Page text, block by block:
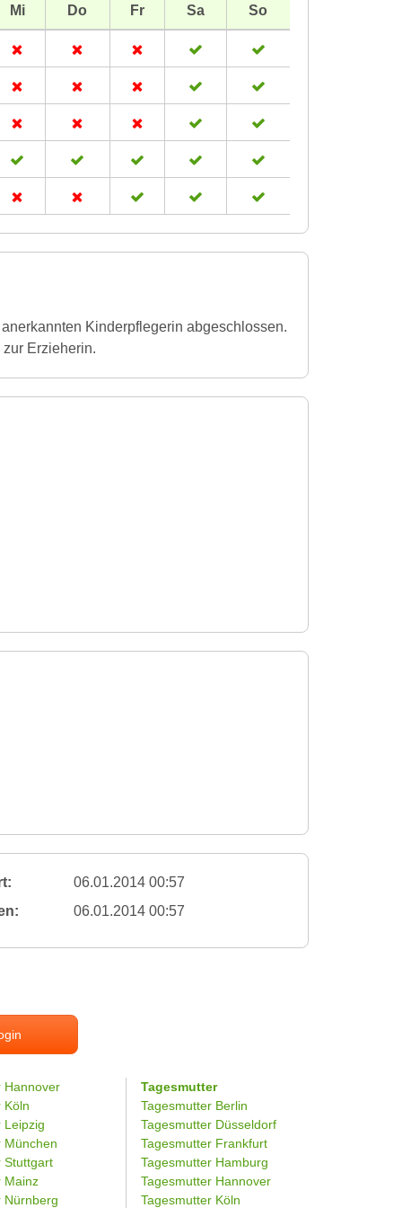
Mi Do Fr Sa So
Kinderpflegerin abgeschlossen.
Erzieherin.
06.01.2014 00:57
06.01.2014 00:57
Hannover
Köln
Leipzig
München
Stuttgart
Mainz
Nürnberg
Tagesmutter
Tagesmutter Berlin
Tagesmutter Düsseldorf
Tagesmutter Frankfurt
Tagesmutter Hamburg
Tagesmutter Hannover
Tagesmutter Köln